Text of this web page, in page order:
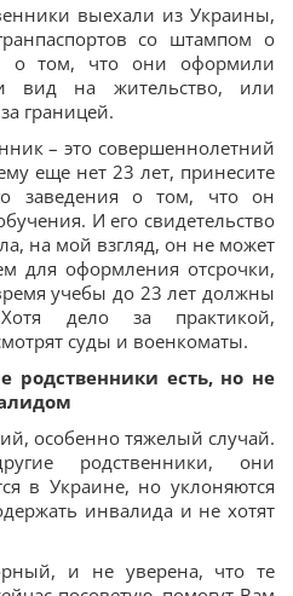
выехали из Украины,
со штампом о
о том, что они оформили
вид на жительство, или
границей.
– это совершеннолетний
еще нет 23 лет, принесите
заведения о том, что он
И его свидетельство
на мой взгляд, он не может
для оформления отсрочки,
учебы до 23 лет должны
дело за практикой,
суды и военкоматы.
родственники есть, но не
особенно тяжелый случай.
родственники, они
в Украине, но уклоняются
инвалида и не хотят
и не уверена, что те